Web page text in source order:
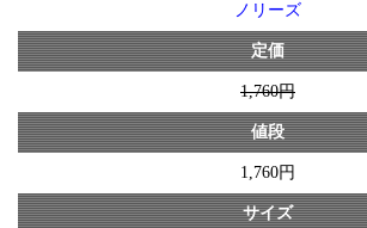
ノリーズ
定価
1,760円
値段
1,760円
サイズ